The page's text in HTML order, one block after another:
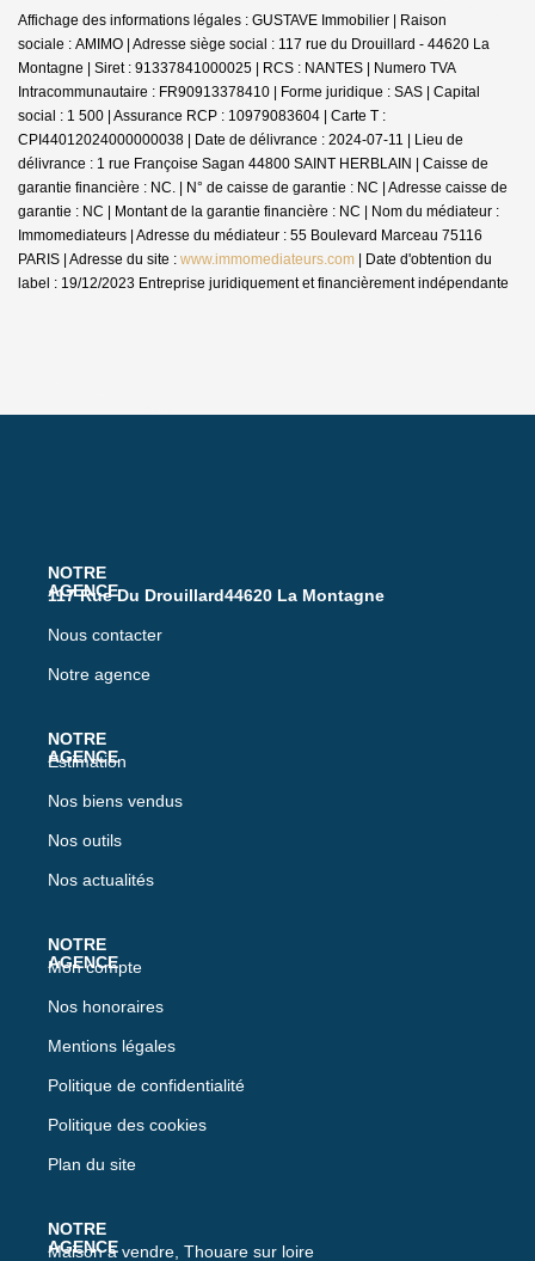
Affichage des informations légales : GUSTAVE Immobilier | Raison
sociale : AMIMO | Adresse siège social : 117 rue du Drouillard - 44620 La
Montagne | Siret : 91337841000025 | RCS : NANTES | Numero TVA
Intracommunautaire : FR90913378410 | Forme juridique : SAS | Capital
social : 1 500 | Assurance RCP : 10979083604 | Carte T :
CPI44012024000000038 | Date de délivrance : 2024-07-11 | Lieu de
délivrance : 1 rue Françoise Sagan 44800 SAINT HERBLAIN | Caisse de
garantie financière : NC. | N° de caisse de garantie : NC | Adresse caisse de
garantie : NC | Montant de la garantie financière : NC | Nom du médiateur :
Immomediateurs | Adresse du médiateur : 55 Boulevard Marceau 75116
PARIS | Adresse du site : www.immomediateurs.com | Date d'obtention du
label : 19/12/2023 Entreprise juridiquement et financièrement indépendante
117 Rue Du Drouillard44620 La Montagne
Nous contacter
Notre agence
Estimation
Nos biens vendus
Nos outils
Nos actualités
Mon compte
Nos honoraires
Mentions légales
Politique de confidentialité
Politique des cookies
Plan du site
Maison à vendre, Thouare sur loire